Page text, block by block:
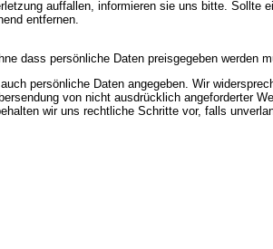
auffallen, informieren sie uns bitte. Sollte
entfernen.
dass persönliche Daten preisgegeben werden
persönliche Daten angegeben. Wir
von nicht ausdrücklich angeforderter
wir uns rechtliche Schritte vor, falls